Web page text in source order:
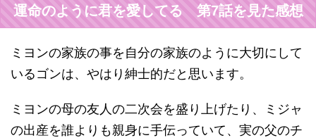
運命のように君を愛してる 第7話を見た感想
ミヨンの家族の事を自分の家族のように大切にして
いるゴンは、やはり紳士的だと思います。
ミヨンの母の友人の二次会を盛り上げたり、ミジャ
の出産を誰よりも親身に手伝っていて、実の父のチ